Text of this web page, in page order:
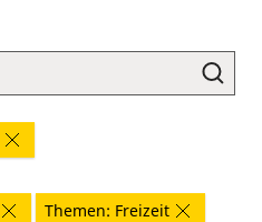
Themen: Freizeit